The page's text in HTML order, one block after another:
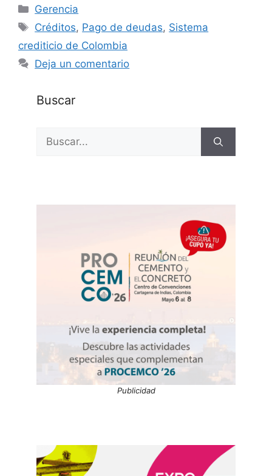
Categorías
Gerencia
Etiquetas
Créditos, Pago de deudas, Sistema
crediticio de Colombia
Deja un comentario
Buscar
Buscar:
Publicidad